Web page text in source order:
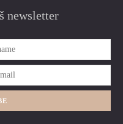
newsletter